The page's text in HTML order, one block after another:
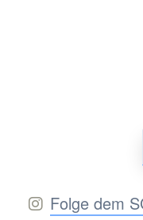
Folge dem